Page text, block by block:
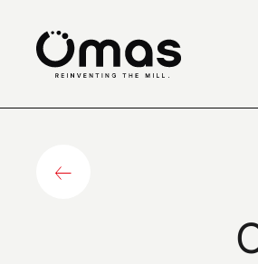
header
to